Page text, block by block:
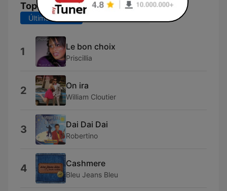
Top Canciones
Últimos 7 días
1 Le bon choix
Priscillia
2 On ira
William Cloutier
3 Dai Dai Dai
Robertino
4 Cashmere
Bleu Jeans Bleu